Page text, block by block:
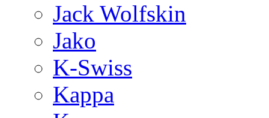
Jack Wolfskin
Jako
K-Swiss
Kappa